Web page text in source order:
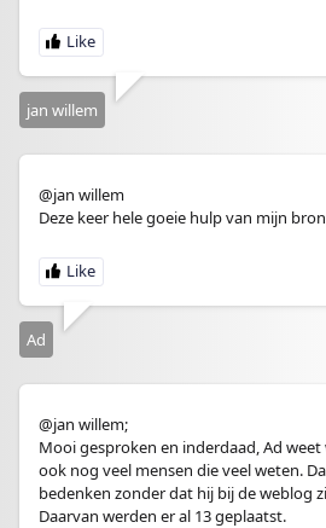
jan willem
@jan willem
Deze keer hele goeie hulp van mijn
Ad
@jan willem;
Mooi gesproken en inderdaad, Ad
ook nog veel mensen die veel weten.
bedenken zonder dat hij bij de weblog
Daarvan werden er al 13 geplaatst.